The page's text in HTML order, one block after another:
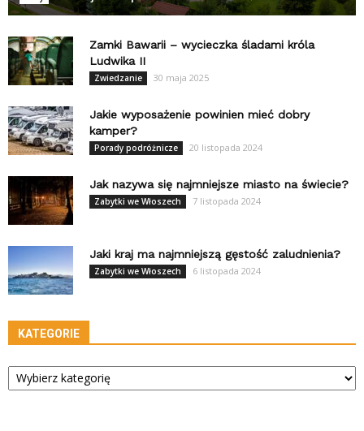
Zamki Bawarii – wycieczka śladami króla
Ludwika II
Zwiedzanie 30 maja 2025
Jakie wyposażenie powinien mieć dobry
kamper?
Porady podróżnicze 20 listopada 2024
Jak nazywa się najmniejsze miasto na świecie?
Zabytki we Włoszech 7 listopada 2024
Jaki kraj ma najmniejszą gęstość zaludnienia?
Zabytki we Włoszech 6 listopada 2024
KATEGORIE
Kategorie